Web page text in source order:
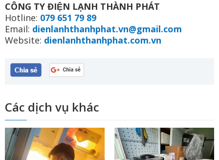
CÔNG TY ĐIỆN LẠNH THÀNH PHÁT
Hotline: 079 651 79 89
Email: dienlanhthanhphat.vn@gmail.com
Website: dienlanhthanhphat.com.vn
Các dịch vụ khác